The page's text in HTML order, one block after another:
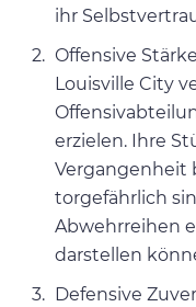
ihr
Offensive
Louisville City
erzielen. Ihre
Vergangenheit
torgefährlich
Abwehrreihen
darstellen
Defensive